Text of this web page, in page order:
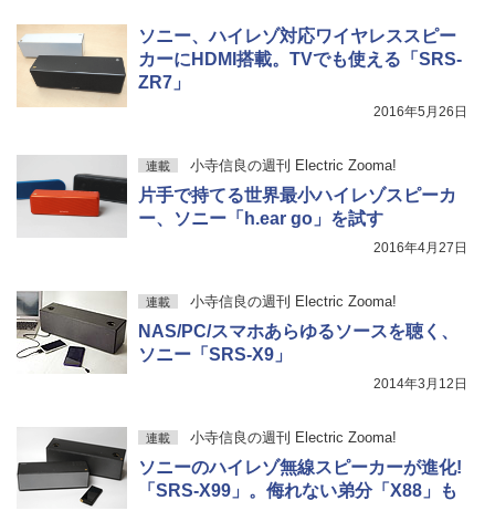
ソニー、ハイレゾ対応ワイヤレススピー
カーにHDMI搭載。TVでも使える「SRS-
ZR7」
2016年5月26日
連載 小寺信良の週刊 Electric Zooma!
片手で持てる世界最小ハイレゾスピーカ
ー、ソニー「h.ear go」を試す
2016年4月27日
連載 小寺信良の週刊 Electric Zooma!
NAS/PC/スマホあらゆるソースを聴く、
ソニー「SRS-X9」
2014年3月12日
連載 小寺信良の週刊 Electric Zooma!
ソニーのハイレゾ無線スピーカーが進化!
「SRS-X99」。侮れない弟分「X88」も